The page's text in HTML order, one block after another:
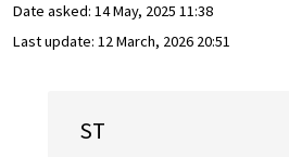
Date asked: 14 May, 2025 11:38
Last update: 12 March, 2026 20:51
ST